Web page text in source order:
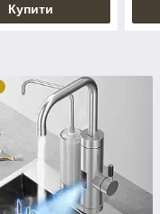
Купити